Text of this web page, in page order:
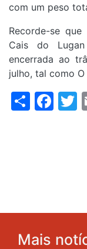
com um peso
Recorde-se
Cais do
encerrada ao
julho, tal como O
Share
Mais